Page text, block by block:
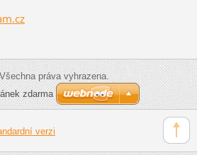
práva vyhrazena.
zdarma
verzi